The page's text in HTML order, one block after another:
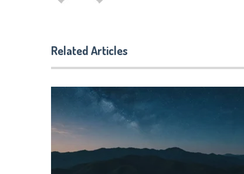
Related Articles